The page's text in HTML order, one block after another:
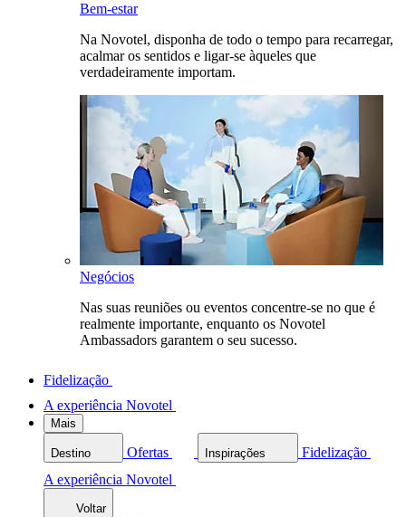
Bem-estar
Na Novotel, disponha de todo o tempo para recarregar,
acalmar os sentidos e ligar-se àqueles que
verdadeiramente importam.
Negócios
Nas suas reuniões ou eventos concentre-se no que é
realmente importante, enquanto os Novotel
Ambassadors garantem o seu sucesso.
Fidelização
A experiência Novotel
Mais
Destino Ofertas Inspirações
Fidelização
A experiência Novotel
Voltar